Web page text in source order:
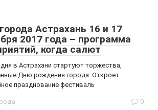
Астрахань 16 и 17
2017 года – программа
когда салют
в Астрахани стартуют торжества,
Дню рождения города. Откроет
празднование фестиваль
0